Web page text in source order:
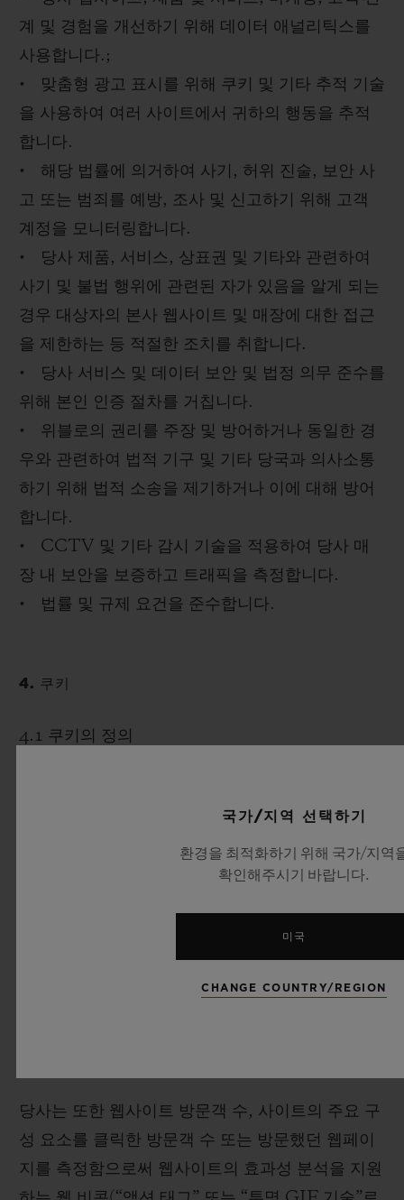
계 및 경험을 개선하기 위해 데이터 애널리틱스를
사용합니다.;
• 맞춤형 광고 표시를 위해 쿠키 및 기타 추적 기술
을 사용하여 여러 사이트에서 귀하의 행동을 추적
합니다.
• 해당 법률에 의거하여 사기, 허위 진술, 보안 사
고 또는 범죄를 예방, 조사 및 신고하기 위해 고객
계정을 모니터링합니다.
• 당사 제품, 서비스, 상표권 및 기타와 관련하여
사기 및 불법 행위에 관련된 자가 있음을 알게 되는
경우 대상자의 본사 웹사이트 및 매장에 대한 접근
을 제한하는 등 적절한 조치를 취합니다.
• 당사 서비스 및 데이터 보안 및 법정 의무 준수를
위해 본인 인증 절차를 거칩니다.
• 위블로의 권리를 주장 및 방어하거나 동일한 경
우와 관련하여 법적 기구 및 기타 당국과 의사소통
하기 위해 법적 소송을 제기하거나 이에 대해 방어
합니다.
• CCTV 및 기타 감시 기술을 적용하여 당사 매
장 내 보안을 보증하고 트래픽을 측정합니다.
• 법률 및 규제 요건을 준수합니다.
4. 쿠키
4.1 쿠키의 정의
를 인식하고 귀하의 방문에 대한 정보(예: 설정 언
어, 글꼴 크기 및 기타 설정)를 기억할 수 있습니다.
대부분의 웹 브라우저는 쿠키를 허용하도록 설정되
어 있습니다. 그렇지만 4.3 조항에서 언급되어 있는
것처럼 귀하는 귀하의 브라우저에서 모든 쿠키를
설정 할 수 있습니다. 그러나 쿠키를 허용하지 않을
당사는 또한 웹사이트 방문객 수, 사이트의 주요 구
성 요소를 클릭한 방문객 수 또는 방문했던 웹페이
지를 측정함으로써 웹사이트의 효과성 분석을 지원
국가/지역 선택하기
환경을 최적화하기 위해 국가/지역
확인해주시기 바랍니다.
미국
CHANGE COUNTRY/REGION